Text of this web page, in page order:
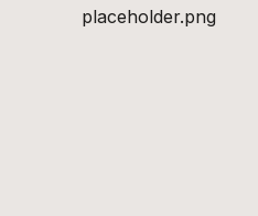
placeholder.png